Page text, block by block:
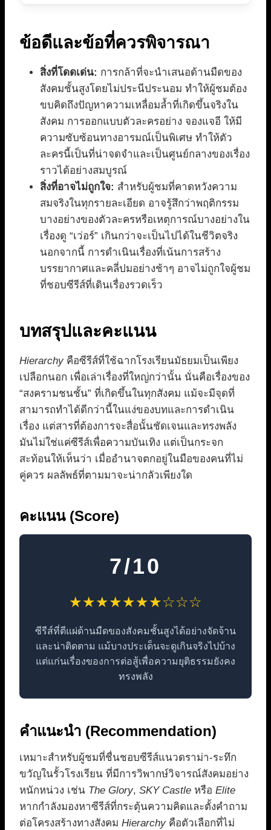
ข้อดีและข้อที่ควรพิจารณา
สิ่งที่โดดเด่น: การกล้าที่จะนำเสนอด้านมืดของ
สังคมชั้นสูงโดยไม่ประนีประนอม ทำให้ผู้ชมต้อง
ขบคิดถึงปัญหาความเหลื่อมล้ำที่เกิดขึ้นจริงใน
สังคม การออกแบบตัวละครอย่าง จองแจอี ให้มี
ความซับซ้อนทางอารมณ์เป็นพิเศษ ทำให้ตัว
ละครนี้เป็นที่น่าจดจำและเป็นศูนย์กลางของเรื่อง
ราวได้อย่างสมบูรณ์
สิ่งที่อาจไม่ถูกใจ: สำหรับผู้ชมที่คาดหวังความ
สมจริงในทุกรายละเอียด อาจรู้สึกว่าพฤติกรรม
บางอย่างของตัวละครหรือเหตุการณ์บางอย่างใน
เรื่องดู “เว่อร์” เกินกว่าจะเป็นไปได้ในชีวิตจริง
นอกจากนี้ การดำเนินเรื่องที่เน้นการสร้าง
บรรยากาศและคลี่ปมอย่างช้าๆ อาจไม่ถูกใจผู้ชม
ที่ชอบซีรีส์ที่เดินเรื่องรวดเร็ว
บทสรุปและคะแนน
Hierarchy คือซีรีส์ที่ใช้ฉากโรงเรียนมัธยมเป็นเพียง
เปลือกนอก เพื่อเล่าเรื่องที่ใหญ่กว่านั้น นั่นคือเรื่องของ
“สงครามชนชั้น” ที่เกิดขึ้นในทุกสังคม แม้จะมีจุดที่
สามารถทำได้ดีกว่านี้ในแง่ของบทและการดำเนิน
เรื่อง แต่สารที่ต้องการจะสื่อนั้นชัดเจนและทรงพลัง
มันไม่ใช่แค่ซีรีส์เพื่อความบันเทิง แต่เป็นกระจก
สะท้อนให้เห็นว่า เมื่ออำนาจตกอยู่ในมือของคนที่ไม่
คู่ควร ผลลัพธ์ที่ตามมาจะน่ากลัวเพียงใด
คะแนน (Score)
7/10
★★★★★★★☆☆☆
ซีรีส์ที่ตีแผ่ด้านมืดของสังคมชั้นสูงได้อย่างจัดจ้าน
และน่าติดตาม แม้บางประเด็นจะดูเกินจริงไปบ้าง
แต่แก่นเรื่องของการต่อสู้เพื่อความยุติธรรมยังคง
ทรงพลัง
คำแนะนำ (Recommendation)
เหมาะสำหรับผู้ชมที่ชื่นชอบซีรีส์แนวดราม่า-ระทึก
ขวัญในรั้วโรงเรียน ที่มีการวิพากษ์วิจารณ์สังคมอย่าง
หนักหน่วง เช่น The Glory, SKY Castle หรือ Elite
หากกำลังมองหาซีรีส์ที่กระตุ้นความคิดและตั้งคำถาม
ต่อโครงสร้างทางสังคม Hierarchy คือตัวเลือกที่ไม่